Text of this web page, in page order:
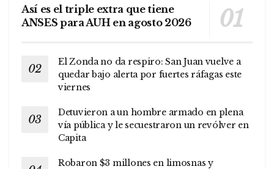
Así es el triple extra que tiene
ANSES para AUH en agosto 2026
El Zonda no da respiro: San Juan vuelve a
quedar bajo alerta por fuertes ráfagas este
viernes
Detuvieron a un hombre armado en plena
vía pública y le secuestraron un revólver en
Capita
Robaron $3 millones en limosnas y